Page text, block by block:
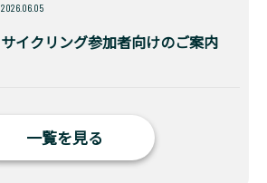
2026.06.05
サイクリング参加者向けのご案内
一覧を見る